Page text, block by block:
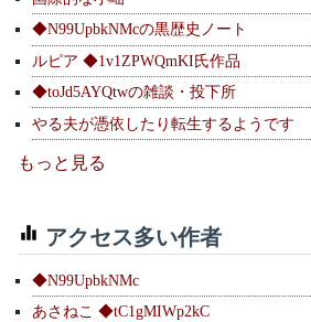
◆N99UpbkNMcの黒歴史ノート
ルピア ◆1v1ZPWQmKI氏作品
◆toJd5AYQtwの雑談・投下所
やる夫が憑依したり転生するようです
もっと見る
アクセス多い作者
◆N99UpbkNMc
あさねこ ◆tC1gMIWp2kC